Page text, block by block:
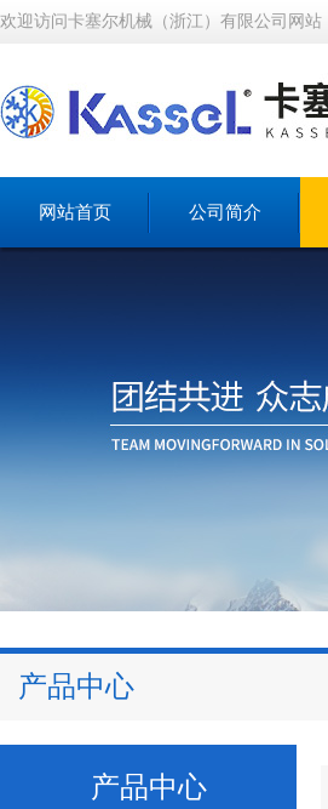
欢迎访问卡塞尔机械（浙江）有限公司网站
网站首页 公司简介
产品中心
产品中心